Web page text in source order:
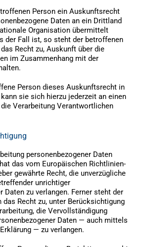
Person ein Auskunftsrecht
Daten an ein Drittland
Organisation übermittelt
der Fall ist, so steht der betroffenen
Recht zu, Auskunft über die
im Zusammenhang mit der
Person dieses Auskunftsrecht in
sie sich hierzu jederzeit an einen
Verarbeitung Verantwortlichen
personenbezogener Daten
das vom Europäischen Richtlinien-
gewährte Recht, die unverzügliche
unrichtiger
Daten zu verlangen. Ferner steht der
das Recht zu, unter Berücksichtigung
die Vervollständigung
Daten — auch mittels
— zu verlangen.